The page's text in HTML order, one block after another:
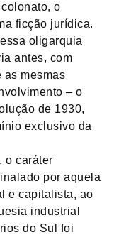
o
ficção jurídica.
oligarquia
antes, com
as mesmas
– o
de 1930,
exclusivo da
o caráter
por aquela
e capitalista, ao
industrial
do Sul foi